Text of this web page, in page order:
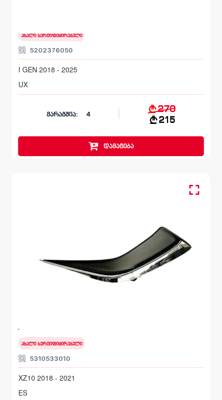
ახალი სერტიფიცირებული
5202376050
I GEN 2018 - 2025
UX
მარაგშია: 4
270
215
დამატება
XZ10 2018 - 2021
ახალი სერტიფიცირებული
5310533010
XZ10 2018 - 2021
ES